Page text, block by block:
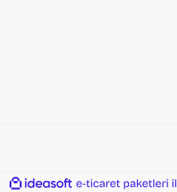
ideasoft e-